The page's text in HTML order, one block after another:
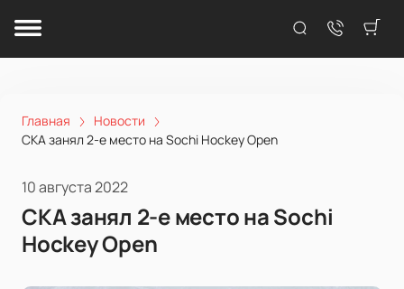
Главная
Новости
СКА занял 2-е место на Sochi Hockey Open
10 августа 2022
СКА занял 2-е место на Sochi
Hockey Open